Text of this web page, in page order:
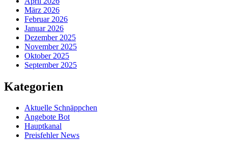
März 2026
Februar 2026
Januar 2026
Dezember 2025
November 2025
Oktober 2025
September 2025
Kategorien
Aktuelle Schnäppchen
Angebote Bot
Hauptkanal
Preisfehler News